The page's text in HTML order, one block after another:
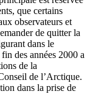
que certains
observateurs et
de quitter la
dans le
des années 2000 a
de la
de l’Arctique.
dans la prise de